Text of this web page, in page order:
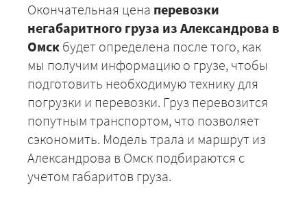
Окончательная цена перевозки
негабаритного груза из Александрова в
Омск будет определена после того, как
мы получим информацию о грузе, чтобы
подготовить необходимую технику для
погрузки и перевозки. Груз перевозится
попутным транспортом, что позволяет
сэкономить. Модель трала и маршрут из
Александрова в Омск подбираются с
учетом габаритов груза.